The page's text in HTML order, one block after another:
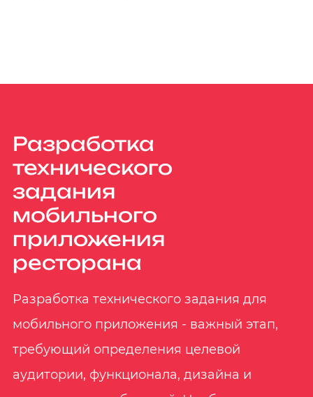
Разработка
технического
задания
мобильного
приложения
ресторана
Разработка технического задания для
мобильного приложения - важный этап,
требующий определения целевой
аудитории, функционала, дизайна и